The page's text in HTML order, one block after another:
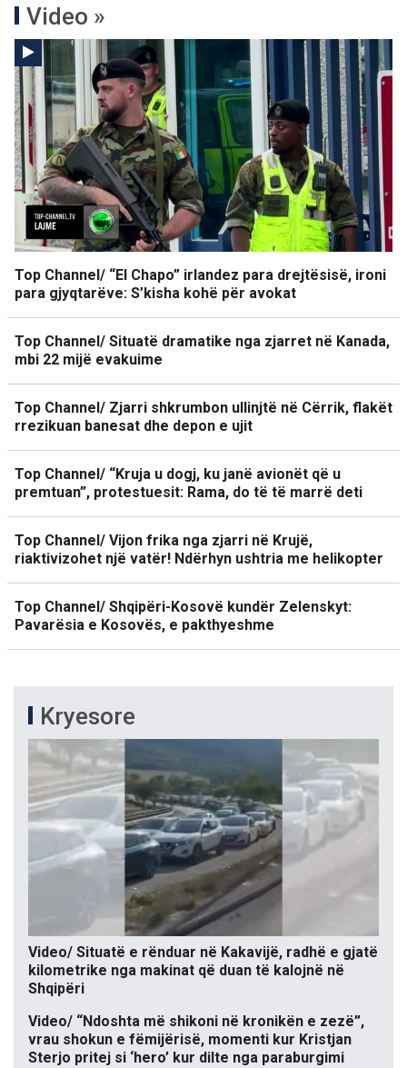
Video »
Top Channel/ “El Chapo” irlandez para drejtësisë, ironi
para gjyqtarëve: S’kisha kohë për avokat
Top Channel/ Situatë dramatike nga zjarret në Kanada,
mbi 22 mijë evakuime
Top Channel/ Zjarri shkrumbon ullinjtë në Cërrik, flakët
rrezikuan banesat dhe depon e ujit
Top Channel/ “Kruja u dogj, ku janë avionët që u
premtuan”, protestuesit: Rama, do të të marrë deti
Top Channel/ Vijon frika nga zjarri në Krujë,
riaktivizohet një vatër! Ndërhyn ushtria me helikopter
Top Channel/ Shqipëri-Kosovë kundër Zelenskyt:
Pavarësia e Kosovës, e pakthyeshme
Kryesore
Video/ Situatë e rënduar në Kakavijë, radhë e gjatë
kilometrike nga makinat që duan të kalojnë në
Shqipëri
Video/ “Ndoshta më shikoni në kronikën e zezë”,
vrau shokun e fëmijërisë, momenti kur Kristjan
Sterjo pritej si ‘hero’ kur dilte nga paraburgimi